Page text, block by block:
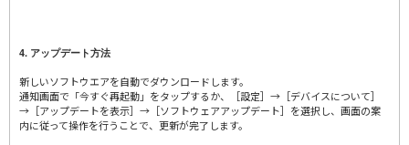
4. アップデート方法
新しいソフトウエアを自動でダウンロードします。
通知画面で「今すぐ再起動」をタップするか、［設定］→［デバイスについて］
→［アップデートを表示］→［ソフトウェアアップデート］を選択し、画面の案
内に従って操作を行うことで、更新が完了します。